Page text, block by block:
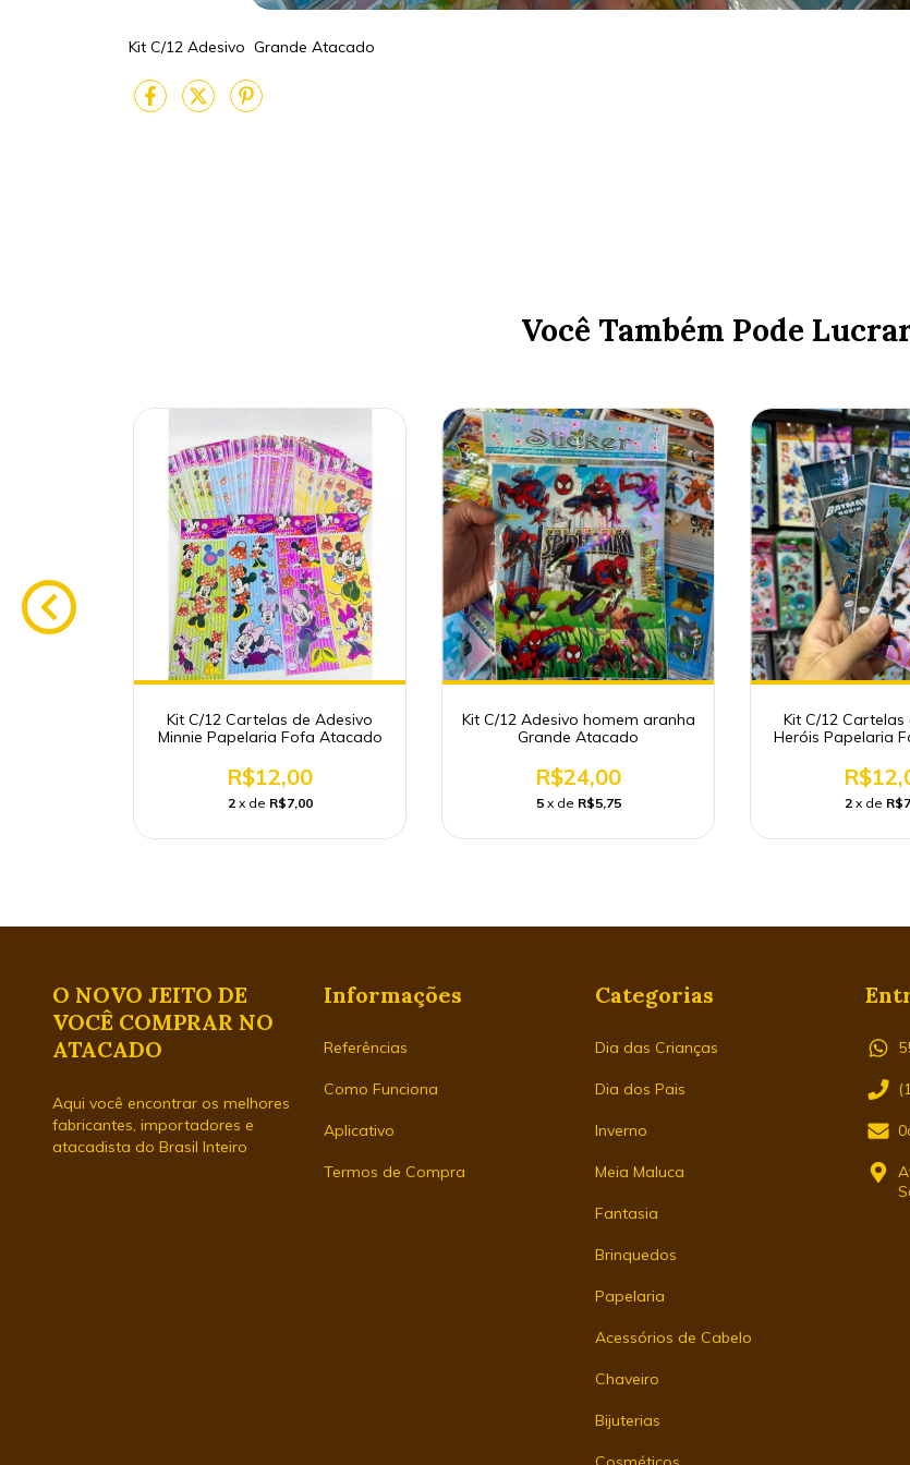
Kit C/12 Adesivo Grande Atacado
Você Também Pode
Kit C/12 Cartelas de Adesivo
Minnie Papelaria Fofa Atacado
R$12,00
2 x de R$7,00
Kit C/12 Adesivo homem aranha
Grande Atacado
R$24,00
5 x de R$5,75
Kit C/12 Cartelas
Heróis Papelaria
2 x de
O NOVO JEITO DE
VOCÊ COMPRAR NO
ATACADO
Aqui você encontrar os melhores
fabricantes, importadores e
atacadista do Brasil Inteiro
Informações
Referências
Como Funciona
Aplicativo
Termos de Compra
Categorias
Dia das Crianças
Dia dos Pais
Inverno
Meia Maluca
Fantasia
Brinquedos
Papelaria
Acessórios de Cabelo
Chaveiro
Bijuterias